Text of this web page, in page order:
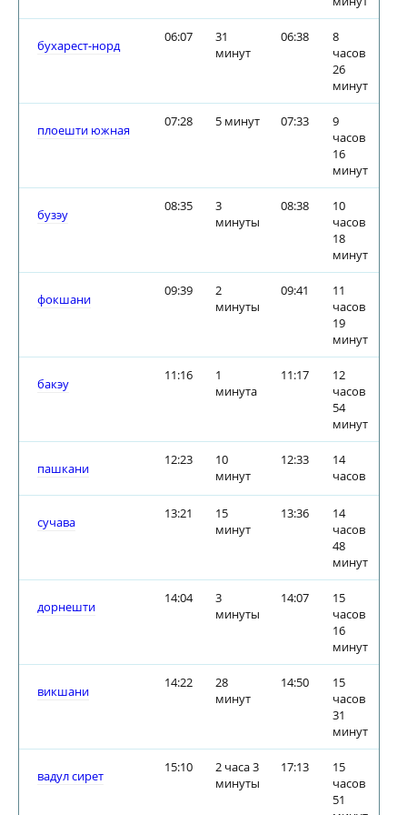
бухарест-норд
06:07
31
минут
06:38
8
часов
26
минут
плоешти южная
07:28 5 минут 07:33
9
часов
16
минут
бузэу
08:35
3
минуты
08:38
10
часов
18
минут
фокшани
09:39
2
минуты
09:41
11
часов
19
минут
бакэу
11:16
1
минута
11:17
12
часов
54
минут
пашкани
12:23
10
минут
12:33
14
часов
сучава
13:21
15
минут
13:36
14
часов
48
минут
дорнешти
14:04
3
минуты
14:07
15
часов
16
минут
викшани
14:22
28
минут
14:50
15
часов
31
минут
вадул сирет
15:10
2 часа 3
минуты
17:13
15
часов
51